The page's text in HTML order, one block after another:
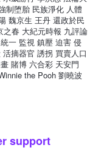
制堕胎 民族淨化 人體
魏京生 王丹 還政於民
春 大紀元時報 九評論
一 監視 鎮壓 迫害 侵
摘器官 誘拐 買賣人口
賭博 六合彩 天安門
the Pooh 劉曉波
support